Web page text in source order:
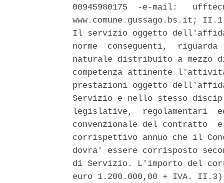
00945980175  -e-mail:
www.comune.gussago.bs.it;
Il servizio oggetto
norme  conseguenti,
naturale distribuito a mezzo
competenza attinente
prestazioni oggetto
Servizio e nello stesso
legislative,  regolamentari
convenzionale del
corrispettivo annuo che il
dovra' essere corrisposto
di Servizio. L'importo del
euro 1.200.000,00 + IVA.